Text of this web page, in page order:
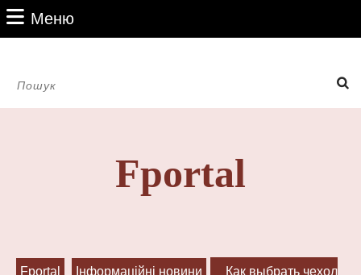
Перейти
до
МенюМеню
Пошук:
Fportal
Fportal Інформаційні новини Как выбрать чехол